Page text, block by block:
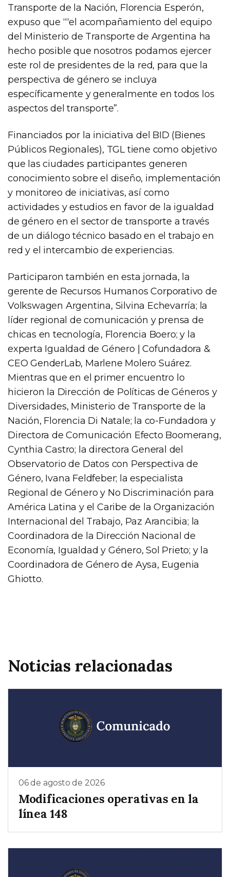
Transporte de la Nación, Florencia Esperón,
expuso que ““el acompañamiento del equipo
del Ministerio de Transporte de Argentina ha
hecho posible que nosotros podamos ejercer
este rol de presidentes de la red, para que la
perspectiva de género se incluya
específicamente y generalmente en todos los
aspectos del transporte”.
Financiados por la iniciativa del BID (Bienes
Públicos Regionales), TGL tiene como objetivo
que las ciudades participantes generen
conocimiento sobre el diseño, implementación
y monitoreo de iniciativas, así como
actividades y estudios en favor de la igualdad
de género en el sector de transporte a través
de un diálogo técnico basado en el trabajo en
red y el intercambio de experiencias.
Participaron también en esta jornada, la
gerente de Recursos Humanos Corporativo de
Volkswagen Argentina, Silvina Echevarría; la
líder regional de comunicación y prensa de
chicas en tecnología, Florencia Boero; y la
experta Igualdad de Género | Cofundadora &
CEO GenderLab, Marlene Molero Suárez.
Mientras que en el primer encuentro lo
hicieron la Dirección de Políticas de Géneros y
Diversidades, Ministerio de Transporte de la
Nación, Florencia Di Natale; la co-Fundadora y
Directora de Comunicación Efecto Boomerang,
Cynthia Castro; la directora General del
Observatorio de Datos con Perspectiva de
Género, Ivana Feldfeber; la especialista
Regional de Género y No Discriminación para
América Latina y el Caribe de la Organización
Internacional del Trabajo, Paz Arancibia; la
Coordinadora de la Dirección Nacional de
Economía, Igualdad y Género, Sol Prieto; y la
Coordinadora de Género de Aysa, Eugenia
Ghiotto.
Noticias relacionadas
06 de agosto de 2026
Modificaciones operativas en la
línea 148